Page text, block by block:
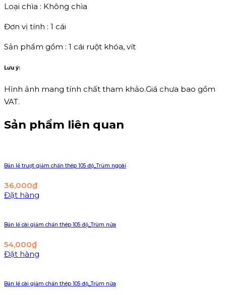
Loại chìa : Không chìa
Đơn vị tính : 1 cái
Sản phẩm gồm : 1 cái ruột khóa, vít
Lưu ý:
Hình ảnh mang tính chất tham khảo.Giá chưa bao gồm
VAT.
Sản phẩm liên quan
Bản lề trượt giảm chấn thép 105 độ_Trùm ngoài
36,000₫
Đặt hàng
Bản lề cài giảm chấn thép 105 độ_Trùm nửa
54,000₫
Đặt hàng
Bản lề cài giảm chấn thép 105 độ_Trùm nửa